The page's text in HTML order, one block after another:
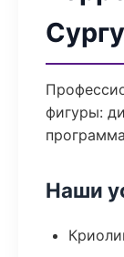
фигуры:
Наши